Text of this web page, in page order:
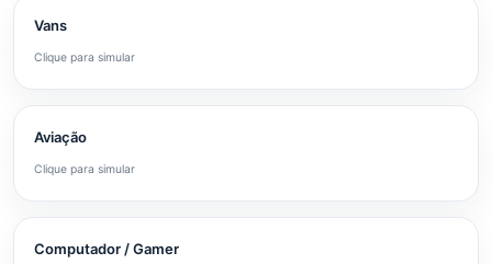
Vans
Clique para simular
Aviação
Clique para simular
Computador / Gamer